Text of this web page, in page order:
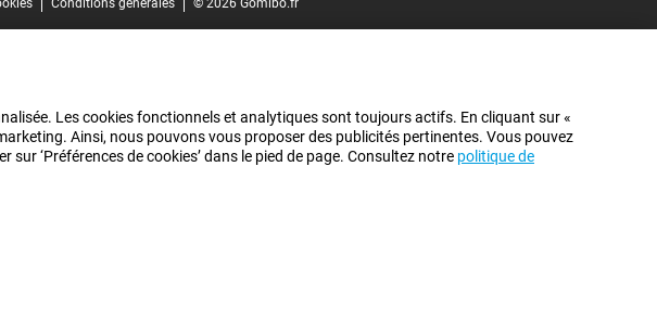
Conditions générales © 2026 Gomibo.fr
Les cookies fonctionnels et analytiques sont toujours actifs. En cliquant sur «
Ainsi, nous pouvons vous proposer des publicités pertinentes. Vous pouvez
‘Préférences de cookies’ dans le pied de page. Consultez notre politique de